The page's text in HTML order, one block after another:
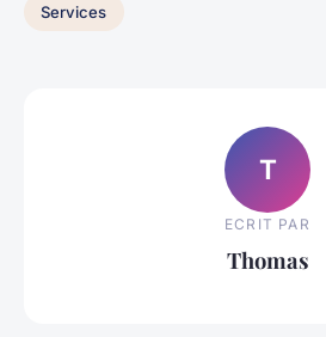
Services
T
ECRIT PAR
Thomas